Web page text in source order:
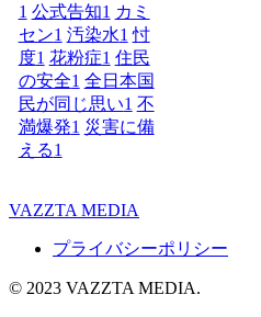
1 公式告知1 カミ
セン1 汚染水1 忖
度1 花粉症1 住民
の安全1 全日本国
民が同じ思い1 不
満爆発1 災害に備
える1
VAZZTA MEDIA
プライバシーポリシー
© 2023 VAZZTA MEDIA.